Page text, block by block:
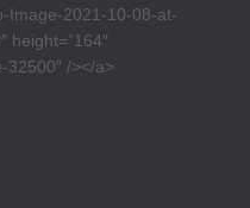
Image-2021-10-08-at-
height=”164″
32500″ /></a>